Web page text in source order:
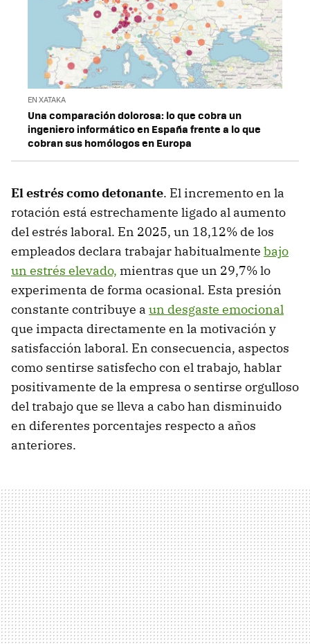
EN XATAKA
Una comparación dolorosa: lo que cobra un
ingeniero informático en España frente a lo que
cobran sus homólogos en Europa
El estrés como detonante. El incremento en la
rotación está estrechamente ligado al aumento
del estrés laboral. En 2025, un 18,12% de los
empleados declara trabajar habitualmente bajo
un estrés elevado, mientras que un 29,7% lo
experimenta de forma ocasional. Esta presión
constante contribuye a un desgaste emocional
que impacta directamente en la motivación y
satisfacción laboral. En consecuencia, aspectos
como sentirse satisfecho con el trabajo, hablar
positivamente de la empresa o sentirse orgulloso
del trabajo que se lleva a cabo han disminuido
en diferentes porcentajes respecto a años
anteriores.